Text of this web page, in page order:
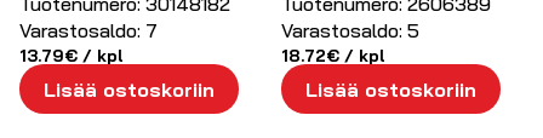
Varastosaldo: 7
13.79€ / kpl
Lisää ostoskoriin
Varastosaldo: 5
18.72€ / kpl
Lisää ostoskoriin